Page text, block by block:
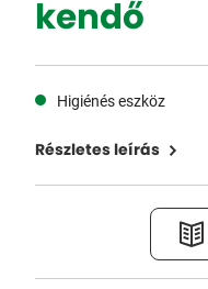
kendő
Higiénés eszköz
Részletes leírás